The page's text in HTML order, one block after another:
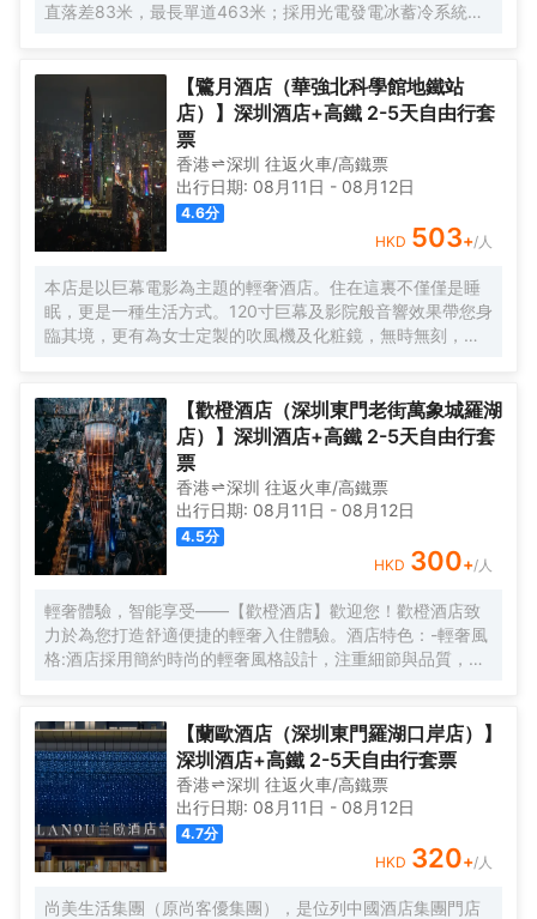
直落差83米，最長單道463米‌；採用光電發電冰蓄冷系統，
【鷺月酒店（華強北科學館地鐵站
店）】深圳酒店+高鐵 2-5天自由行套
票
香港 深圳 往返火車/高鐵票
出行日期: 08月11日 - 08月12日
4.6分
HKD 503+/人
本店是以巨幕電影為主題的輕奢酒店。住在這裏不僅僅是睡
眠，更是一種生活方式。120寸巨幕及影院般音響效果帶您身
臨其境，更有為女士定製的吹風機及化粧鏡，無時無刻，呈
【歡橙酒店（深圳東門老街萬象城羅湖
店）】深圳酒店+高鐵 2-5天自由行套
票
香港 深圳 往返火車/高鐵票
出行日期: 08月11日 - 08月12日
4.5分
HKD 300+/人
輕奢體驗，智能享受——【歡橙酒店】歡迎您！歡橙酒店致
力於為您打造舒適便捷的輕奢入住體驗。酒店特色：-輕奢風
格:酒店採用簡約時尚的輕奢風格設計，注重細節與品質，為
技帶來的便捷。-舒適享受:24小時熱水即開即熱，無需等
待，為您洗去一身疲憊。-影音娛樂:部分房間配備高清投影
儀，打造私人影院，享受震撼視聽盛宴。-貼心服務:酒店設有
洗衣房，並提供烘乾服務，解決您的洗衣煩惱，讓旅途更加
輕鬆自在。歡橙酒店是您商務出行、休閒度假的理想之選。
期待您的光臨！温馨提示，圖片僅供參考，無法涵蓋所有房
型，詳細的實物照片請諮詢酒店。
【蘭歐酒店（深圳東門羅湖口岸店）】
深圳酒店+高鐵 2-5天自由行套票
香港 深圳 往返火車/高鐵票
出行日期: 08月11日 - 08月12日
4.7分
HKD 320+/人
尚美生活集團（原尚客優集團），是位列中國酒店集團門店